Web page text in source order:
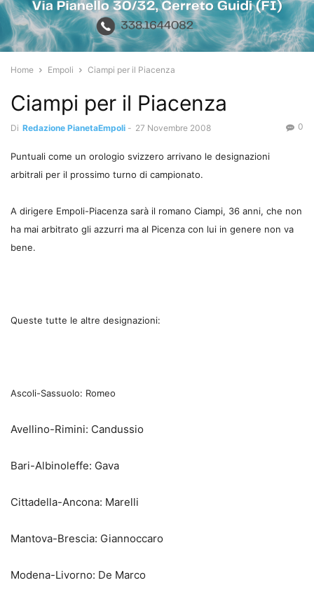
Home Empoli Ciampi per il Piacenza
Ciampi per il Piacenza
Di Redazione PianetaEmpoli - 27 Novembre 2008 0
Puntuali come un orologio svizzero arrivano le designazioni
arbitrali per il prossimo turno di campionato.
A dirigere Empoli-Piacenza sarà il romano Ciampi, 36 anni, che non
ha mai arbitrato gli azzurri ma al Picenza con lui in genere non va
bene.
Queste tutte le altre designazioni:
Ascoli-Sassuolo: Romeo
Avellino-Rimini: Candussio
Bari-Albinoleffe: Gava
Cittadella-Ancona: Marelli
Mantova-Brescia: Giannoccaro
Modena-Livorno: De Marco